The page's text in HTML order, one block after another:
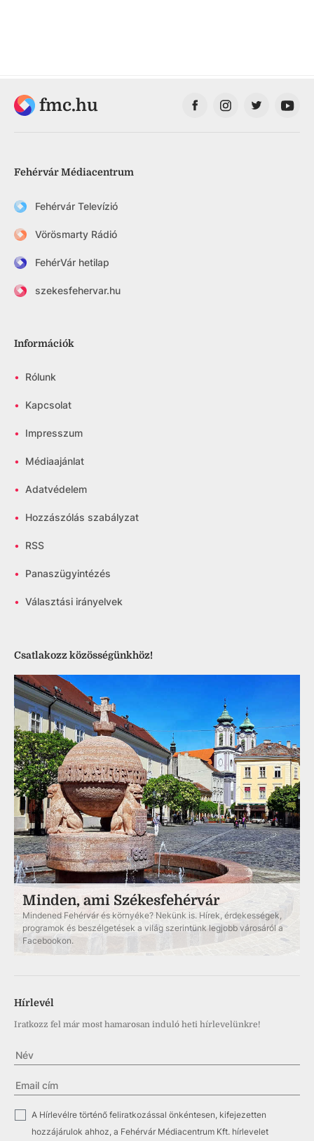
fmc.hu
Fehérvár Médiacentrum
Fehérvár Televízió
Vörösmarty Rádió
FehérVár hetilap
szekesfehervar.hu
Információk
• Rólunk
• Kapcsolat
• Impresszum
• Médiaajánlat
• Adatvédelem
• Hozzászólás szabályzat
• RSS
• Panaszügyintézés
• Választási irányelvek
Csatlakozz közösségünkhöz!
Minden, ami Székesfehérvár
Mindened Fehérvár és környéke? Nekünk is. Hírek, érdekességek,
programok és beszélgetések a világ szerintünk legjobb városáról a
Facebookon.
Hírlevél
Iratkozz fel már most hamarosan induló heti hírlevelünkre!
A Hírlevélre történő feliratkozással önkéntesen, kifejezetten
hozzájárulok ahhoz, a Fehérvár Médiacentrum Kft. hírlevelet